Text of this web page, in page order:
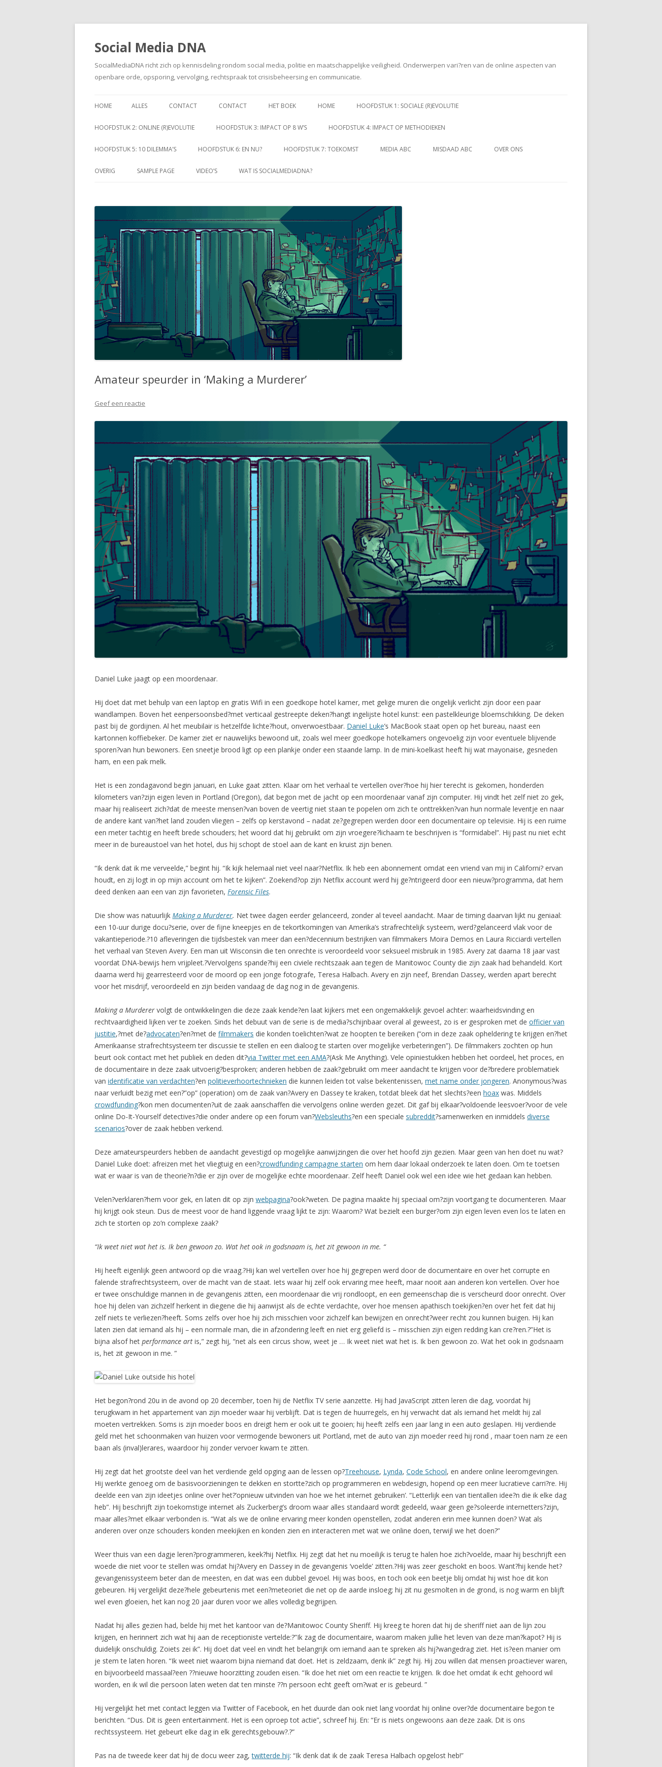
Social Media DNA
SocialMediaDNA richt zich op kennisdeling rondom social media, politie en maatschappelijke veiligheid. Onderwerpen vari?ren van de online aspecten van
openbare orde, opsporing, vervolging, rechtspraak tot crisisbeheersing en communicatie.
naar
HOME ALLES CONTACT CONTACT HET BOEK HOME HOOFDSTUK 1: SOCIALE (R)EVOLUTIE
HOOFDSTUK 2: ONLINE (R)EVOLUTIE HOOFDSTUK 3: IMPACT OP 8 W’S HOOFDSTUK 4: IMPACT OP METHODIEKEN
HOOFDSTUK 5: 10 DILEMMA’S HOOFDSTUK 6: EN NU? HOOFDSTUK 7: TOEKOMST MEDIA ABC MISDAAD ABC OVER ONS
OVERIG SAMPLE PAGE VIDEO’S WAT IS SOCIALMEDIADNA?
Amateur speurder in ‘Making a Murderer’
Geef een reactie
Daniel Luke jaagt op een moordenaar.
Hij doet dat met behulp van een laptop en gratis Wifi in een goedkope hotel kamer, met gelige muren die ongelijk verlicht zijn door een paar
wandlampen. Boven het eenpersoonsbed?met verticaal gestreepte deken?hangt ingelijste hotel kunst: een pastelkleurige bloemschikking. De deken
past bij de gordijnen. Al het meubilair is hetzelfde lichte?hout, onverwoestbaar. Daniel Luke’s MacBook staat open op het bureau, naast een
kartonnen koffiebeker. De kamer ziet er nauwelijks bewoond uit, zoals wel meer goedkope hotelkamers ongevoelig zijn voor eventuele blijvende
sporen?van hun bewoners. Een sneetje brood ligt op een plankje onder een staande lamp. In de mini-koelkast heeft hij wat mayonaise, gesneden
ham, en een pak melk.
Het is een zondagavond begin januari, en Luke gaat zitten. Klaar om het verhaal te vertellen over?hoe hij hier terecht is gekomen, honderden
kilometers van?zijn eigen leven in Portland (Oregon), dat begon met de jacht op een moordenaar vanaf zijn computer. Hij vindt het zelf niet zo gek,
maar hij realiseert zich?dat de meeste mensen?van boven de veertig niet staan te popelen om zich te onttrekken?van hun normale leventje en naar
de andere kant van?het land zouden vliegen – zelfs op kerstavond – nadat ze?gegrepen werden door een documentaire op televisie. Hij is een ruime
een meter tachtig en heeft brede schouders; het woord dat hij gebruikt om zijn vroegere?lichaam te beschrijven is “formidabel”. Hij past nu niet echt
meer in de bureaustoel van het hotel, dus hij schopt de stoel aan de kant en kruist zijn benen.
“Ik denk dat ik me verveelde,” begint hij. “Ik kijk helemaal niet veel naar?Netflix. Ik heb een abonnement omdat een vriend van mij in Californi? ervan
houdt, en zij logt in op mijn account om het te kijken”. Zoekend?op zijn Netflix account werd hij ge?ntrigeerd door een nieuw?programma, dat hem
deed denken aan een van zijn favorieten, Forensic Files.
Die show was natuurlijk Making a Murderer. Net twee dagen eerder gelanceerd, zonder al teveel aandacht. Maar de timing daarvan lijkt nu geniaal:
een 10-uur durige docu?serie, over de fijne kneepjes en de tekortkomingen van Amerika’s strafrechtelijk systeem, werd?gelanceerd vlak voor de
vakantieperiode.?10 afleveringen die tijdsbestek van meer dan een?decennium bestrijken van filmmakers Moira Demos en Laura Ricciardi vertellen
het verhaal van Steven Avery. Een man uit Wisconsin die ten onrechte is veroordeeld voor seksueel misbruik in 1985. Avery zat daarna 18 jaar vast
voordat DNA-bewijs hem vrijpleet.?Vervolgens spande?hij een civiele rechtszaak aan tegen de Manitowoc County die zijn zaak had behandeld. Kort
daarna werd hij gearresteerd voor de moord op een jonge fotografe, Teresa Halbach. Avery en zijn neef, Brendan Dassey, werden apart berecht
voor het misdrijf, veroordeeld en zijn beiden vandaag de dag nog in de gevangenis.
Making a Murderer volgt de ontwikkelingen die deze zaak kende?en laat kijkers met een ongemakkelijk gevoel achter: waarheidsvinding en
rechtvaardigheid lijken ver te zoeken. Sinds het debuut van de serie is de media?schijnbaar overal al geweest, zo is er gesproken met de officier van
justitie,?met de?advocaten?en?met de filmmakers die konden toelichten?wat ze hoopten te bereiken (“om in deze zaak opheldering te krijgen en?het
Amerikaanse strafrechtsysteem ter discussie te stellen en een dialoog te starten over mogelijke verbeteringen”). De filmmakers zochten op hun
beurt ook contact met het publiek en deden dit?via Twitter met een AMA?(Ask Me Anything). Vele opiniestukken hebben het oordeel, het proces, en
de documentaire in deze zaak uitvoerig?besproken; anderen hebben de zaak?gebruikt om meer aandacht te krijgen voor de?bredere problematiek
van identificatie van verdachten?en politieverhoortechnieken die kunnen leiden tot valse bekentenissen, met name onder jongeren. Anonymous?was
naar verluidt bezig met een?”op” (operation) om de zaak van?Avery en Dassey te kraken, totdat bleek dat het slechts?een hoax was. Middels
crowdfunding?kon men documenten?uit de zaak aanschaffen die vervolgens online werden gezet. Dit gaf bij elkaar?voldoende leesvoer?voor de vele
online Do-It-Yourself detectives?die onder andere op een forum van?Websleuths?en een speciale subreddit?samenwerken en inmiddels diverse
scenarios?over de zaak hebben verkend.
Deze amateurspeurders hebben de aandacht gevestigd op mogelijke aanwijzingen die over het hoofd zijn gezien. Maar geen van hen doet nu wat?
Daniel Luke doet: afreizen met het vliegtuig en een?crowdfunding campagne starten om hem daar lokaal onderzoek te laten doen. Om te toetsen
wat er waar is van de theorie?n?die er zijn over de mogelijke echte moordenaar. Zelf heeft Daniel ook wel een idee wie het gedaan kan hebben.
Velen?verklaren?hem voor gek, en laten dit op zijn webpagina?ook?weten. De pagina maakte hij speciaal om?zijn voortgang te documenteren. Maar
hij krijgt ook steun. Dus de meest voor de hand liggende vraag lijkt te zijn: Waarom? Wat bezielt een burger?om zijn eigen leven even los te laten en
zich te storten op zo’n complexe zaak?
“Ik weet niet wat het is. Ik ben gewoon zo. Wat het ook in godsnaam is, het zit gewoon in me. “
Hij heeft eigenlijk geen antwoord op die vraag.?Hij kan wel vertellen over hoe hij gegrepen werd door de documentaire en over het corrupte en
falende strafrechtsysteem, over de macht van de staat. Iets waar hij zelf ook ervaring mee heeft, maar nooit aan anderen kon vertellen. Over hoe
er twee onschuldige mannen in de gevangenis zitten, een moordenaar die vrij rondloopt, en een gemeenschap die is verscheurd door onrecht. Over
hoe hij delen van zichzelf herkent in diegene die hij aanwijst als de echte verdachte, over hoe mensen apathisch toekijken?en over het feit dat hij
zelf niets te verliezen?heeft. Soms zelfs over hoe hij zich misschien voor zichzelf kan bewijzen en onrecht?weer recht zou kunnen buigen. Hij kan
laten zien dat iemand als hij – een normale man, die in afzondering leeft en niet erg geliefd is – misschien zijn eigen redding kan cre?ren.?”Het is
bijna alsof het performance art is,” zegt hij, “net als een circus show, weet je … Ik weet niet wat het is. Ik ben gewoon zo. Wat het ook in godsnaam
is, het zit gewoon in me. ”
Het begon?rond 20u in de avond op 20 december, toen hij de Netflix TV serie aanzette. Hij had JavaScript zitten leren die dag, voordat hij
terugkwam in het appartement van zijn moeder waar hij verblijft. Dat is tegen de huurregels, en hij verwacht dat als iemand het meldt hij zal
moeten vertrekken. Soms is zijn moeder boos en dreigt hem er ook uit te gooien; hij heeft zelfs een jaar lang in een auto geslapen. Hij verdiende
geld met het schoonmaken van huizen voor vermogende bewoners uit Portland, met de auto van zijn moeder reed hij rond , maar toen nam ze een
baan als (inval)lerares, waardoor hij zonder vervoer kwam te zitten.
Hij zegt dat het grootste deel van het verdiende geld opging aan de lessen op?Treehouse, Lynda, Code School, en andere online leeromgevingen.
Hij werkte genoeg om de basisvoorzieningen te dekken en stortte?zich op programmeren en webdesign, hopend op een meer lucratieve carri?re. Hij
deelde een van zijn ideetjes online over het?’opnieuw uitvinden van hoe we het internet gebruiken’. “Letterlijk een van tientallen idee?n die ik elke dag
heb”. Hij beschrijft zijn toekomstige internet als Zuckerberg’s droom waar alles standaard wordt gedeeld, waar geen ge?soleerde internetters?zijn,
maar alles?met elkaar verbonden is. “Wat als we de online ervaring meer konden openstellen, zodat anderen erin mee kunnen doen? Wat als
anderen over onze schouders konden meekijken en konden zien en interacteren met wat we online doen, terwijl we het doen?”
Weer thuis van een dagje leren?programmeren, keek?hij Netflix. Hij zegt dat het nu moeilijk is terug te halen hoe zich?voelde, maar hij beschrijft een
woede die niet voor te stellen was omdat hij?Avery en Dassey in de gevangenis ‘voelde’ zitten.?Hij was zeer geschokt en boos. Want?hij kende het?
gevangenissysteem beter dan de meesten, en dat was een dubbel gevoel. Hij was boos, en toch ook een beetje blij omdat hij wist hoe dit kon
gebeuren. Hij vergelijkt deze?hele gebeurtenis met een?meteoriet die net op de aarde insloeg; hij zit nu gesmolten in de grond, is nog warm en blijft
wel even gloeien, het kan nog 20 jaar duren voor we alles volledig begrijpen.
Nadat hij alles gezien had, belde hij met het kantoor van de?Manitowoc County Sheriff. Hij kreeg te horen dat hij de sheriff niet aan de lijn zou
krijgen, en herinnert zich wat hij aan de receptioniste vertelde:?”Ik zag de documentaire, waarom maken jullie het leven van deze man?kapot? Hij is
duidelijk onschuldig. Zoiets zei ik”. Hij doet dat veel en vindt het belangrijk om iemand aan te spreken als hij?wangedrag ziet. Het is?een manier om
je stem te laten horen. “Ik weet niet waarom bijna niemand dat doet. Het is zeldzaam, denk ik” zegt hij. Hij zou willen dat mensen proactiever waren,
en bijvoorbeeld massaal?een ??nieuwe hoorzitting zouden eisen. “Ik doe het niet om een reactie te krijgen. Ik doe het omdat ik echt gehoord wil
worden, en ik wil die persoon laten weten dat ten minste ??n persoon echt geeft om?wat er is gebeurd. ”
Hij vergelijkt het met contact leggen via Twitter of Facebook, en het duurde dan ook niet lang voordat hij online over?de documentaire begon te
berichten. “Dus. Dit is geen entertainment. Het is een oproep tot actie”, schreef hij. En: “Er is niets ongewoons aan deze zaak. Dit is ons
rechtssysteem. Het gebeurt elke dag in elk gerechtsgebouw?.?”
Pas na de tweede keer dat hij de docu weer zag,twitterde hij: “Ik denk dat ik de zaak Teresa Halbach opgelost heb!”